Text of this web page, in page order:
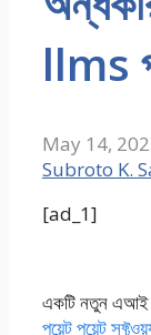
llms
May 14,
Subroto K.
[ad_1]
একটি নতুন এআই
পয়েন্ট পয়েন্ট